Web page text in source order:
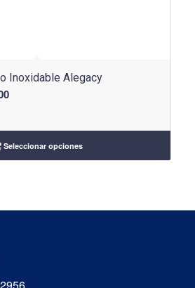
Inoxidable Alegacy
Rango
desde
$159.900
Seleccionar opciones